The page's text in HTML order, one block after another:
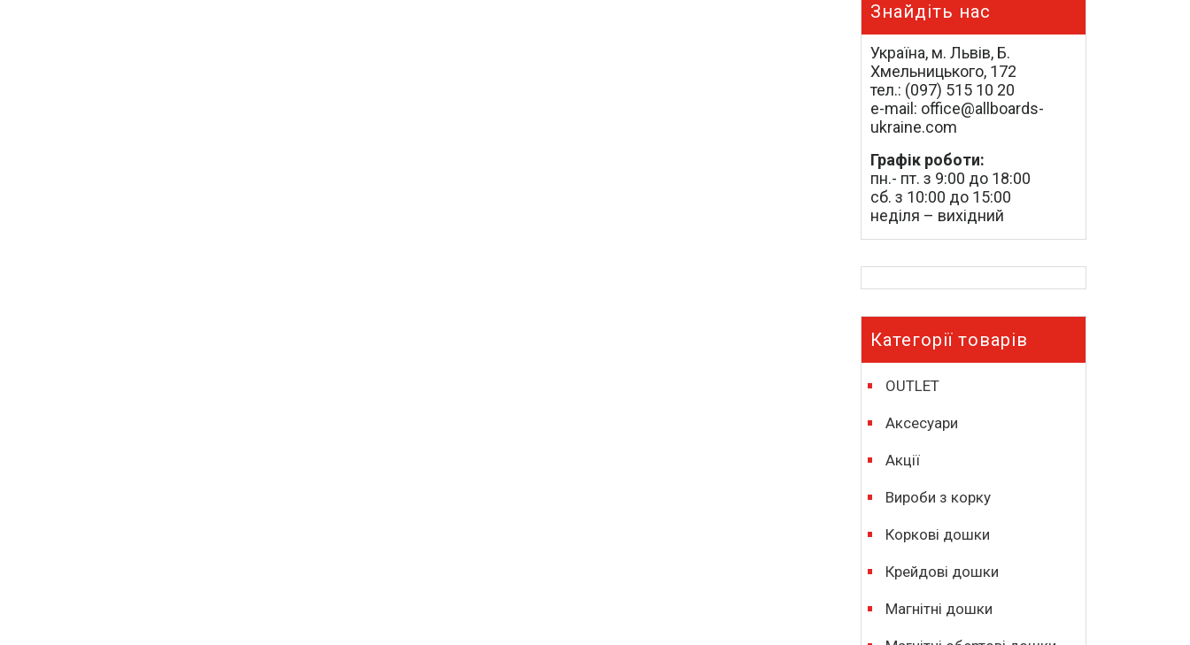
Знайдіть нас
Україна, м. Львів, Б.
Хмельницького, 172
тел.: (097) 515 10 20
e-mail: office@allboards-
ukraine.com
Графік роботи:
пн.- пт. з 9:00 до 18:00
сб. з 10:00 до 15:00
неділя – вихідний
Категорії товарів
OUTLET
Аксесуари
Акції
Вироби з корку
Коркові дошки
Крейдові дошки
Магнітні дошки